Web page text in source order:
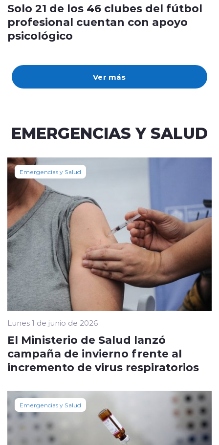
Ver más
Solo 21 de los 46 clubes del fútbol
profesional cuentan con apoyo
psicológico
EMERGENCIAS Y SALUD
Emergencias y Salud
Lunes 1 de junio de 2026
El Ministerio de Salud lanzó
campaña de invierno frente al
incremento de virus respiratorios
Emergencias y Salud